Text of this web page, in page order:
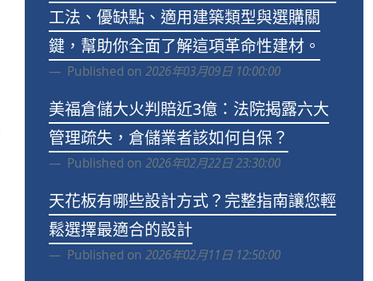
工法、優缺點、適用建築類型與選購關
鍵，幫助你全面了解這項革命性建材。
Published on 2026年03月09日 10:00:00
美福倉儲大火判賠近3億：法院揭露六大
管理疏失，倉儲業者該如何自保？
Published on 2026年02月22日 23:30:00
天花板有哪些設計方式？完整指南讓您輕
鬆選擇最適合的設計
Published on 2026年02月11日 12:50:00